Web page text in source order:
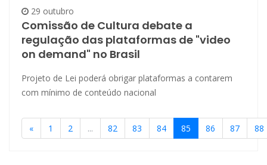
29 outubro
Comissão de Cultura debate a
regulação das plataformas de "video
on demand" no Brasil
Projeto de Lei poderá obrigar plataformas a contarem
com mínimo de conteúdo nacional
« 1 2 ... 82 83 84 85 86 87 88